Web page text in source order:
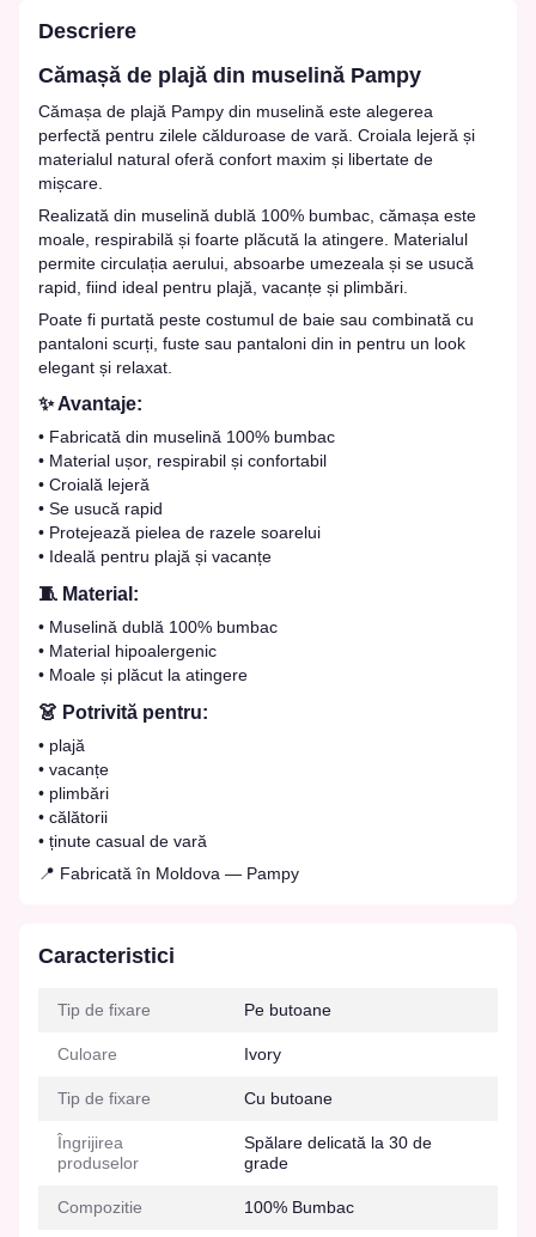
Descriere
Cămașă de plajă din muselină Pampy
Cămașa de plajă Pampy din muselină este alegerea
perfectă pentru zilele călduroase de vară. Croiala lejeră și
materialul natural oferă confort maxim și libertate de
mișcare.
Realizată din muselină dublă 100% bumbac, cămașa este
moale, respirabilă și foarte plăcută la atingere. Materialul
permite circulația aerului, absoarbe umezeala și se usucă
rapid, fiind ideal pentru plajă, vacanțe și plimbări.
Poate fi purtată peste costumul de baie sau combinată cu
pantaloni scurți, fuste sau pantaloni din in pentru un look
elegant și relaxat.
✨ Avantaje:
• Fabricată din muselină 100% bumbac
• Material ușor, respirabil și confortabil
• Croială lejeră
• Se usucă rapid
• Protejează pielea de razele soarelui
• Ideală pentru plajă și vacanțe
🧵 Material:
• Muselină dublă 100% bumbac
• Material hipoalergenic
• Moale și plăcut la atingere
👗 Potrivită pentru:
• plajă
• vacanțe
• plimbări
• călătorii
• ținute casual de vară
📍 Fabricată în Moldova — Pampy
Caracteristici
Tip de fixare Pe butoane
Culoare Ivory
Tip de fixare Cu butoane
Îngrijirea
produselor
Spălare delicată la 30 de
grade
Compozitie 100% Bumbac